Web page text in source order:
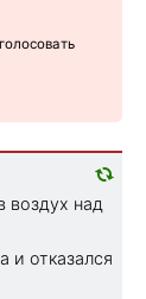
над
и отказался